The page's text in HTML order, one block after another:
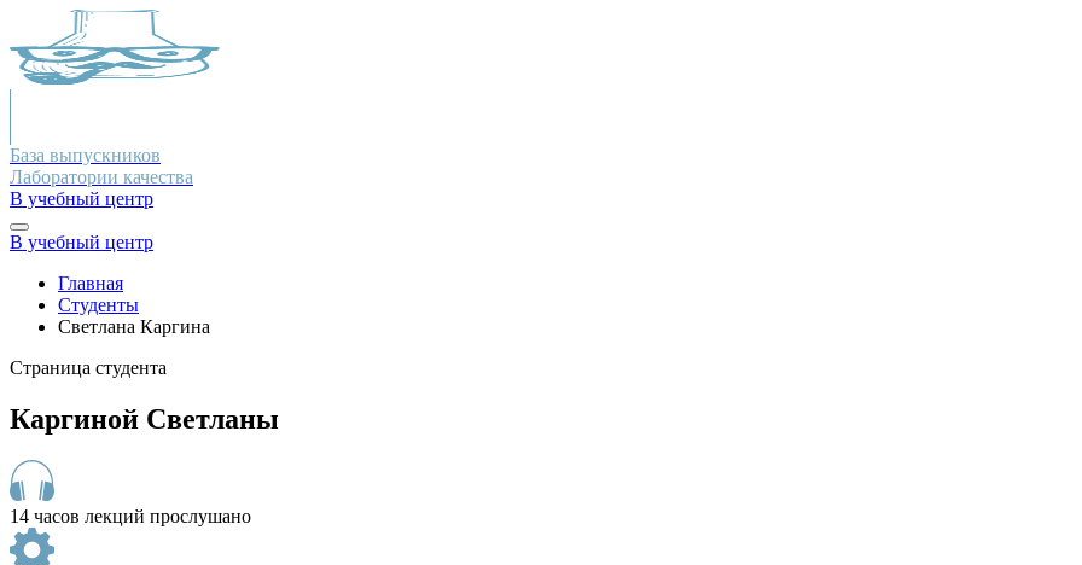
База выпускников
Лаборатории качества
В учебный центр
В учебный центр
Главная
Студенты
Светлана Каргина
Страница студента
Каргиной Светланы
14 часов лекций прослушано